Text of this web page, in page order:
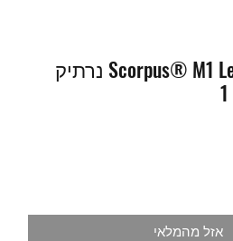
Scorpus® M1 Level 1 Retention נרתיק
אזל מהמלאי